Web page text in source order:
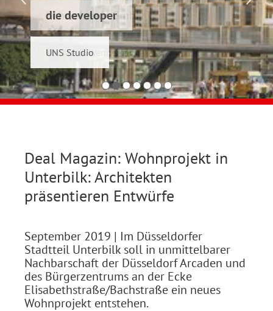
die developer
UNS Studio
Schwelmer7 GmbH
Konrad & Wennemar
Deal Magazin: Wohnprojekt in
Unterbilk: Architekten
präsentieren Entwürfe
September 2019 | Im Düsseldorfer
Stadtteil Unterbilk soll in unmittelbarer
Nachbarschaft der Düsseldorf Arcaden und
des Bürgerzentrums an der Ecke
Elisabethstraße/Bachstraße ein neues
Wohnprojekt entstehen.